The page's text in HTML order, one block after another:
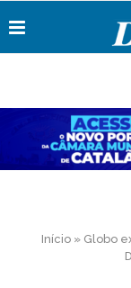
Início » Globo